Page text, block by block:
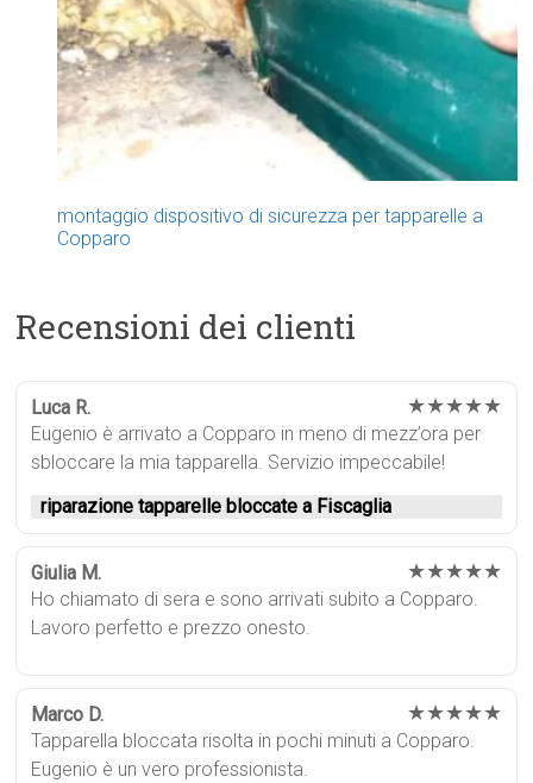
montaggio dispositivo di sicurezza per tapparelle a
Copparo
Recensioni dei clienti
Luca R. ★★★★★
Eugenio è arrivato a Copparo in meno di mezz’ora per
sbloccare la mia tapparella. Servizio impeccabile!
riparazione tapparelle bloccate a Fiscaglia
Giulia M. ★★★★★
Ho chiamato di sera e sono arrivati subito a Copparo.
Lavoro perfetto e prezzo onesto.
Marco D. ★★★★★
Tapparella bloccata risolta in pochi minuti a Copparo.
Eugenio è un vero professionista.